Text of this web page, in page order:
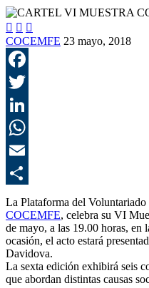
  
COCEMFE 23 mayo, 2018
La Plataforma del Voluntariado
COCEMFE, celebra su VI
de mayo, a las 19.00 horas, en
ocasión, el acto estará
Davidova.
La sexta edición exhibirá seis
que abordan distintas causas